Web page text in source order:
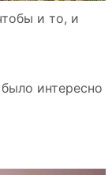
и то, и
интересно